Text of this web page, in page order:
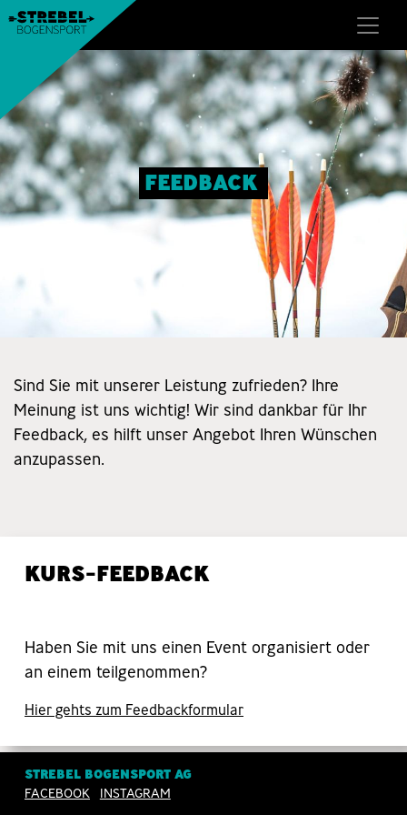
FEEDBACK
Sind Sie mit unserer Leistung zufrieden? Ihre
Meinung ist uns wichtig! Wir sind dankbar für Ihr
Feedback, es hilft unser Angebot Ihren Wünschen
anzupassen.
KURS-FEEDBACK
Haben Sie mit uns einen Event organisiert oder
an einem teilgenommen?
Hier gehts zum Feedbackformular
BERATUNGS- & VERKAUFS-
STREBEL BOGENSPORT AG
FACEBOOK
INSTAGRAM